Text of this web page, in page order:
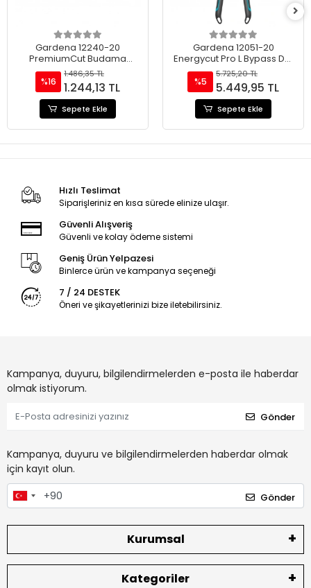
Gardena 12240-20
PremiumCut Budama
Makası 28 MM
%16
1.486,35 TL
1.244,13 TL
Sepete Ekle
Gardena 12051-20
Energycut Pro L Bypass Dal
Budama Makası 50 Mm
%5
5.725,20 TL
5.449,95 TL
Sepete Ekle
Hızlı Teslimat
Siparişleriniz en kısa sürede elinize ulaşır.
Güvenli Alışveriş
Güvenli ve kolay ödeme sistemi
Geniş Ürün Yelpazesi
Binlerce ürün ve kampanya seçeneği
7 / 24 DESTEK
Öneri ve şikayetlerinizi bize iletebilirsiniz.
Kampanya, duyuru, bilgilendirmelerden e-posta ile haberdar
olmak istiyorum.
Gönder
Kampanya, duyuru ve bilgilendirmelerden haberdar olmak
için kayıt olun.
Gönder
Kurumsal
Kategoriler